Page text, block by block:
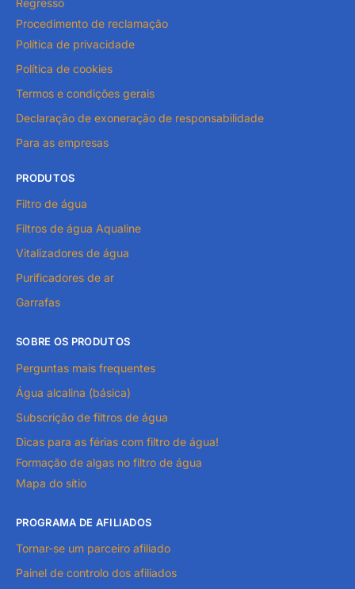
Procedimento de reclamação
Política de privacidade
Política de cookies
Termos e condições gerais
Declaração de exoneração de responsabilidade
Para as empresas
PRODUTOS
Filtro de água
Filtros de água Aqualine
Vitalizadores de água
Purificadores de ar
Garrafas
SOBRE OS PRODUTOS
Perguntas mais frequentes
Água alcalina (básica)
Subscrição de filtros de água
Dicas para as férias com filtro de água!
Formação de algas no filtro de água
Mapa do sítio
PROGRAMA DE AFILIADOS
Tornar-se um parceiro afiliado
Painel de controlo dos afiliados